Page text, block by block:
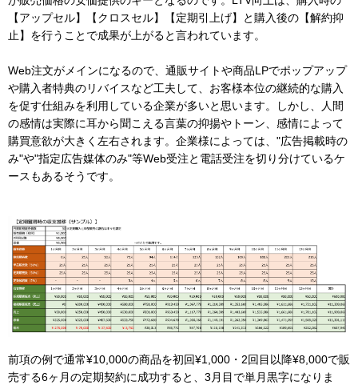
【アップセル】【クロスセル】【定期引上げ】と購入後の【解約抑
止】を行うことで成果が上がると言われています。
Web注文がメインになるので、通販サイトや商品LPでポップアップ
や購入者特典のリバイスなど工夫して、お客様本位の継続的な購入
を促す仕組みを利用している企業が多いと思います。しかし、人間
の感情は実際に耳から聞こえる言葉の抑揚やトーン、感情によって
購買意欲が大きく左右されます。企業様によっては、"広告掲載時の
み"や"指定広告媒体のみ"等Web受注と電話受注を切り分けているケ
ースもあるそうです。
前項の例で通常¥10,000の商品を初回¥1,000・2回目以降¥8,000で販
売する6ヶ月の定期契約に成功すると、3月目で単月黒字になりま